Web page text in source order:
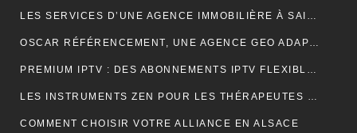
LES SERVICES D’UNE AGENCE IMMOBILIÈRE À SAINT-CYR-SUR-MER EXPLIQUÉS EN DÉTAIL
OSCAR RÉFÉRENCEMENT, UNE AGENCE GEO ADAPTÉE AUX MOTEURS GÉNÉRATIFS
PREMIUM IPTV : DES ABONNEMENTS IPTV FLEXIBLES, STABLES ET COMPLETS
LES INSTRUMENTS ZEN POUR LES THÉRAPEUTES ET PRATIQUANTS DE YOGA
COMMENT CHOISIR VOTRE ALLIANCE EN ALSACE